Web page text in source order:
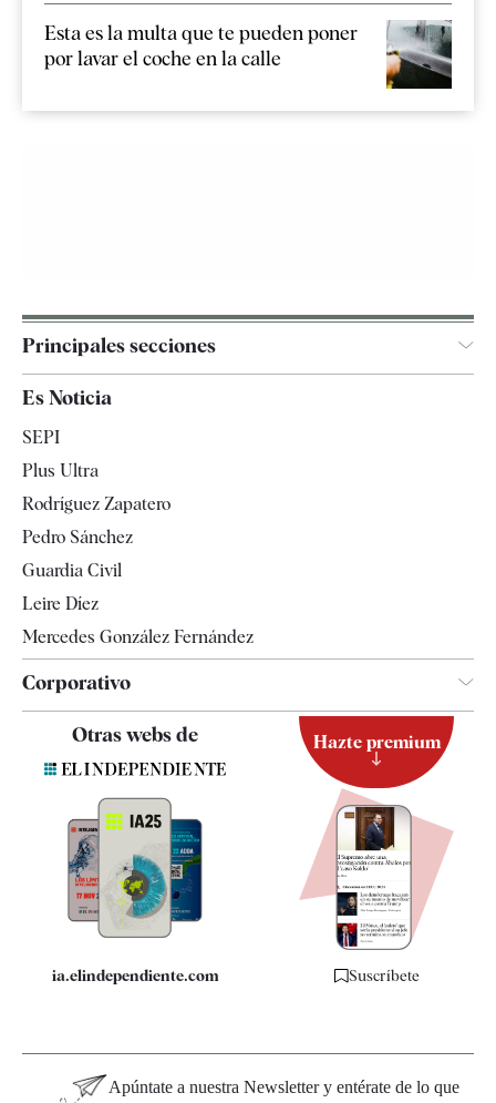
Esta es la multa que te pueden poner
por lavar el coche en la calle
Principales secciones
Televisión
Es Noticia
SEPI
Plus Ultra
Rodríguez Zapatero
Pedro Sánchez
Guardia Civil
Leire Díez
Mercedes González Fernández
Corporativo
Quiénes somos
Especificaciones
Otras webs de
ia.elindependiente.com
Hazte premium
Suscríbete
Apúntate a nuestra Newsletter y entérate de lo que